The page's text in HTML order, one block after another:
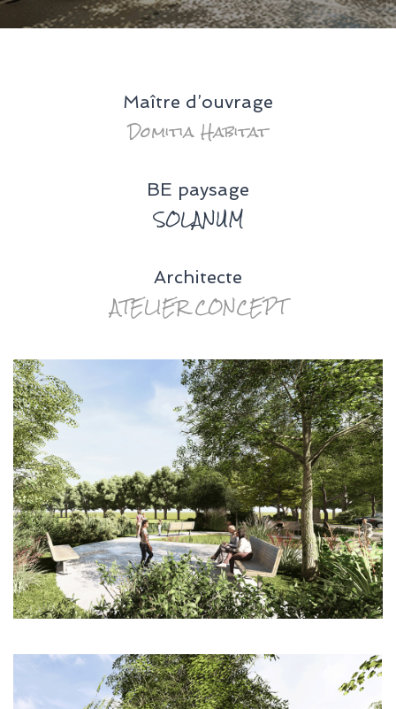
Maître d’ouvrage
Domitia Habitat
BE paysage
SOLANUM
Architecte
ATELIER CONCEPT